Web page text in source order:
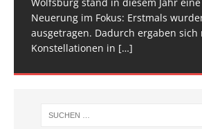
Wolfsburg stand in diesem Jahr
Neuerung im Fokus: Erstmals
ausgetragen. Dadurch ergaben sich
Konstellationen in […]
Spitze im Trampolinturnen in
(Baden-Württemberg) zu einem
Wettkampfwochenende: Am
Deutschen[…]